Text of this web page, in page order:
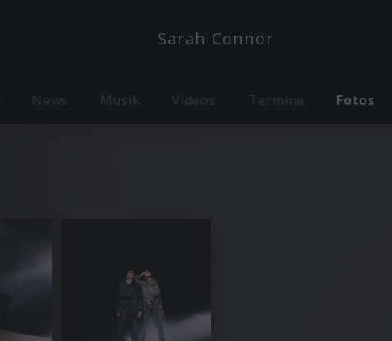
Sarah Connor
News Musik Videos Termine Fotos